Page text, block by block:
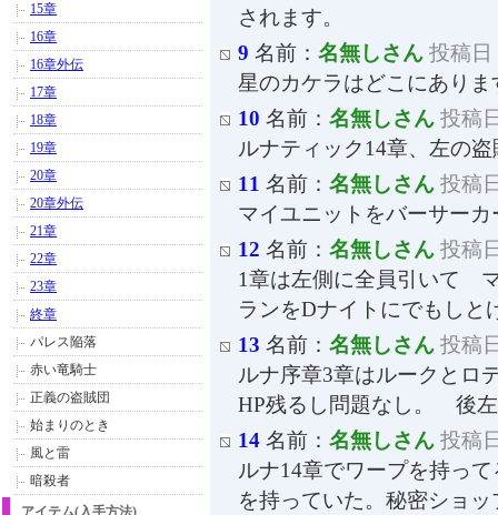
されます。
9 名前： 名無しさん 投稿日
星のカケラはどこにありま
10 名前： 名無しさん 投稿
ルナティック14章、左の
11 名前： 名無しさん 投稿
マイユニットをバーサー
12 名前： 名無しさん 投稿
1章は左側に全員引いて
ランをDナイトにでもしと
13 名前： 名無しさん 投稿
ルナ序章3章はルークとロ
HP残るし問題なし。 後
14 名前： 名無しさん 投稿
ルナ14章でワープを持っ
を持っていた。秘密ショ
15章
16章
16章外伝
17章
18章
19章
20章
20章外伝
21章
22章
23章
終章
パレス陥落
赤い竜騎士
正義の盗賊団
始まりのとき
風と雷
暗殺者
アイテム(入手方法)